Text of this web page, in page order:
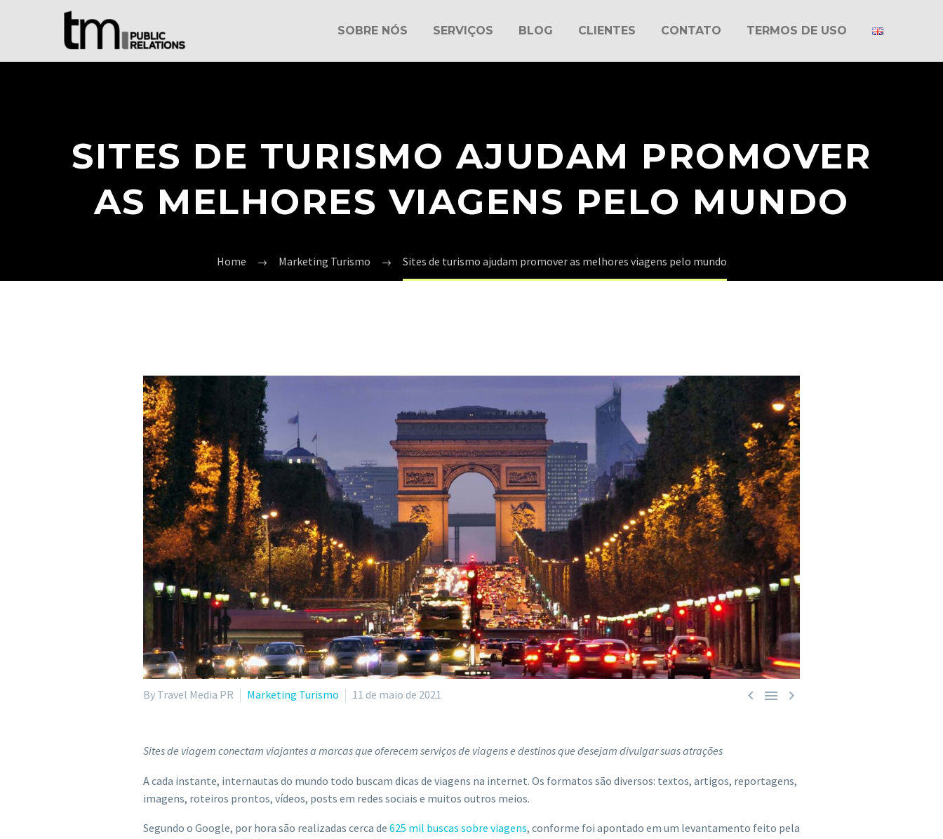
SOBRE NÓS SERVIÇOS BLOG CLIENTES CONTATO TERMOS DE USO
SITES DE TURISMO AJUDAM PROMOVER
AS MELHORES VIAGENS PELO MUNDO
Home Marketing Turismo Sites de turismo ajudam promover as melhores viagens pelo mundo
  
By Travel Media PR Marketing Turismo 11 de maio de 2021
Sites de viagem conectam viajantes a marcas que oferecem serviços de viagens e destinos que desejam divulgar suas atrações
A cada instante, internautas do mundo todo buscam dicas de viagens na internet. Os formatos são diversos: textos, artigos, reportagens,
imagens, roteiros prontos, vídeos, posts em redes sociais e muitos outros meios.
Segundo o Google, por hora são realizadas cerca de 625 mil buscas sobre viagens, conforme foi apontado em um levantamento feito pela